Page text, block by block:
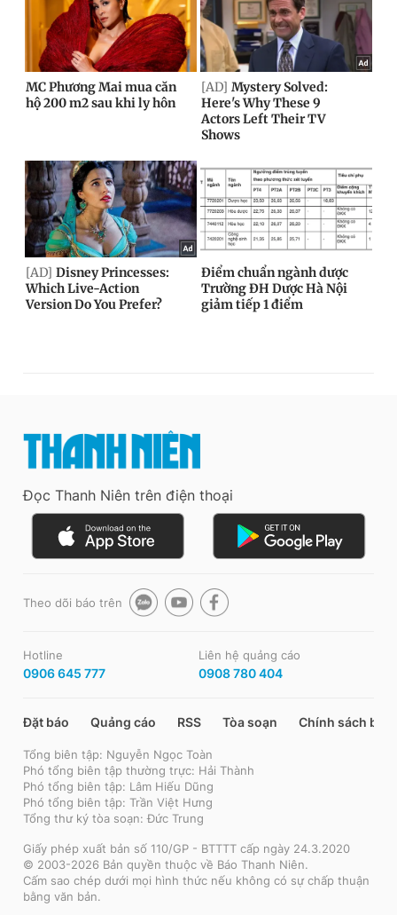
Đọc Thanh Niên trên điện thoại
Theo dõi báo trên
Hotline
0906 645 777
Liên hệ quảng cáo
0908 780 404
Đặt báo Quảng cáo RSS Tòa soạn Chính sách bảo
Tổng biên tập: Nguyễn Ngọc Toàn
Phó tổng biên tập thường trực: Hải Thành
Phó tổng biên tập: Lâm Hiếu Dũng
Phó tổng biên tập: Trần Việt Hưng
Tổng thư ký tòa soạn: Đức Trung
Giấy phép xuất bản số 110/GP - BTTTT cấp ngày 24.3.2020
© 2003-2026 Bản quyền thuộc về Báo Thanh Niên.
Cấm sao chép dưới mọi hình thức nếu không có sự chấp thuận
bằng văn bản.